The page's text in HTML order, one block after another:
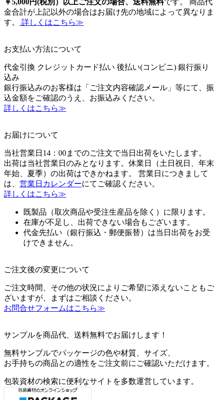
￥5,000円(税別）以上ご注文の場合、送料無料です。 商品代
金合計が上記以外の場合はお届け先の地域によって異なりま
す。
詳しくはこちら≫
お支払い方法について
代金引換 クレジットカード払い 後払い(コンビニ) 銀行振り
込み
銀行振込みのお客様は「ご注文内容確認メール」等にて、振
込金額をご確認のうえ、お振込みください。
詳しくはこちら≫
お届けについて
当社営業日14：00までのご注文で当日出荷をいたします。
出荷は当社営業日のみとなります。休業日（土日祝日、年末
年始、夏季）の出荷はできかねます。 営業日につきまして
は、 営業日カレンダーにてご確認ください。
詳しくはこちら≫
既製品（取次商品や受注生産品を除く）に限ります。
在庫が不足し、出荷できない場合もございます。
代金先払い（銀行振込・郵便振替）は当日出荷をお受
けできません。
ご注文後の変更について
ご注文時間、その他の状況によりご希望に添えないこともご
ざいますが、まずはご相談ください。
お問合せフォームはこちら≫
サンプルを商品代、送料無料でお届けします！
無料サンプルでパッケージの色や材質、サイズ、
お手持ちの商品との適性をご注文前にご確認いただけます。
包装資材の検索に便利なサイトを多数運営しています。